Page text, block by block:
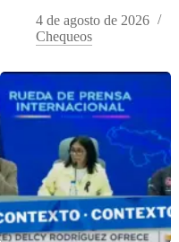
4 de agosto de 2026
Chequeos